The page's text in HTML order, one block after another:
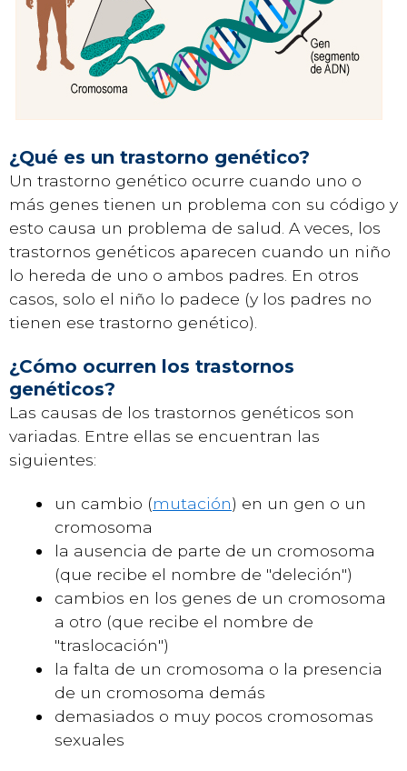
¿Qué es un trastorno genético?
Un trastorno genético ocurre cuando uno o
más genes tienen un problema con su código y
esto causa un problema de salud. A veces, los
trastornos genéticos aparecen cuando un niño
lo hereda de uno o ambos padres. En otros
casos, solo el niño lo padece (y los padres no
tienen ese trastorno genético).
¿Cómo ocurren los trastornos
genéticos?
Las causas de los trastornos genéticos son
variadas. Entre ellas se encuentran las
siguientes:
un cambio (mutación) en un gen o un
cromosoma
la ausencia de parte de un cromosoma
(que recibe el nombre de "deleción")
cambios en los genes de un cromosoma
a otro (que recibe el nombre de
"traslocación")
la falta de un cromosoma o la presencia
de un cromosoma demás
demasiados o muy pocos cromosomas
sexuales